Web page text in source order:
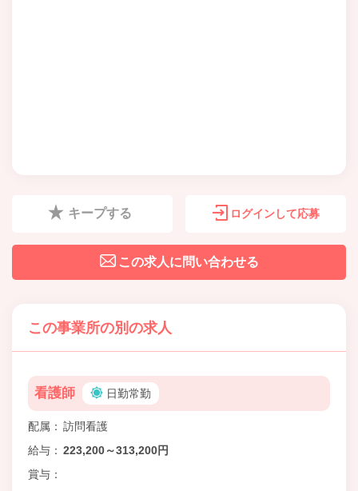
キープする ログインして応募
この求人に問い合わせる
この事業所の別の求人
看護師 日勤常勤
配属
訪問看護
給与
223,200～313,200円
賞与